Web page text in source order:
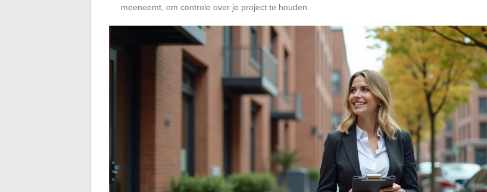
meeneemt, om controle over je project te houden.